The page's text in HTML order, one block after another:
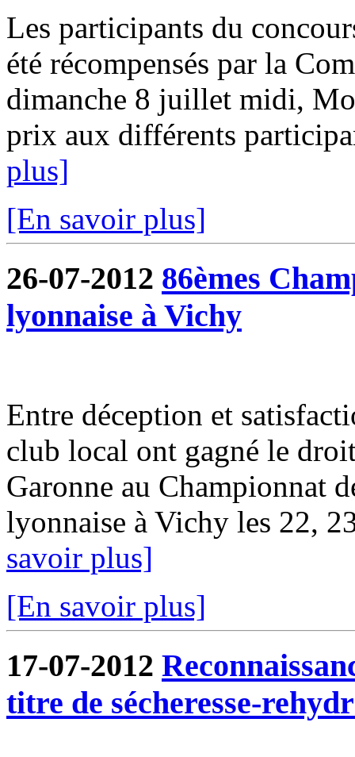
Les participants du
été récompensés par la
dimanche 8 juillet midi,
prix aux différents
plus]
[En savoir plus]
26-07-2012 86èmes
lyonnaise à Vichy
Entre déception et
club local ont gagné le
Garonne au Championnat
lyonnaise à Vichy les 22,
savoir plus]
[En savoir plus]
17-07-2012
titre de sécheresse-